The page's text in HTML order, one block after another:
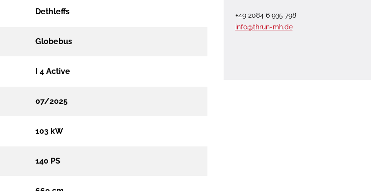
+49 2084 6 935 798
info@thrun-mh.de
Dethleffs
Globebus
I 4 Active
07/2025
103 kW
140 PS